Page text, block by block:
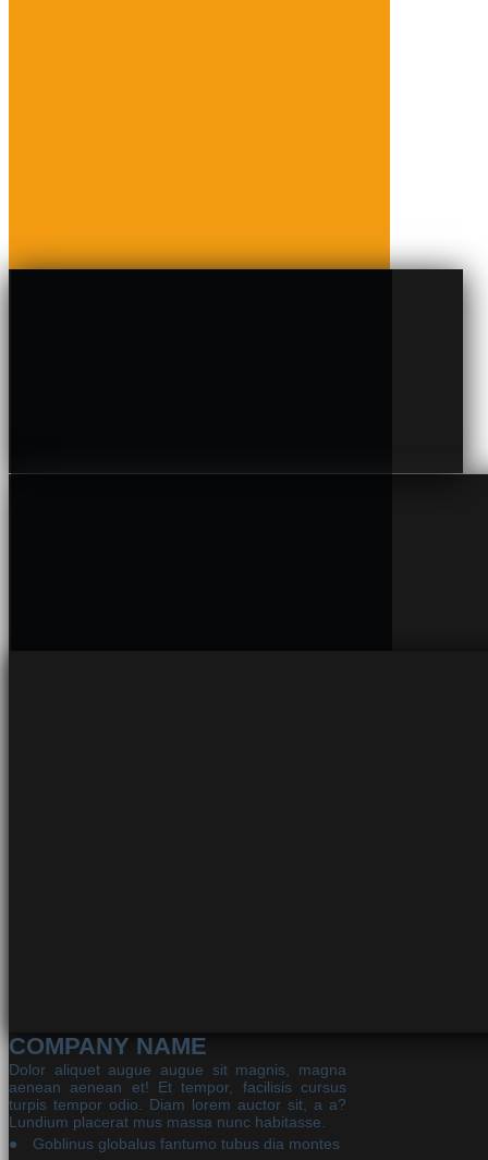
COMPANY NAME
Dolor aliquet augue augue sit magnis, magna
aenean aenean et! Et tempor, facilisis cursus
turpis tempor odio. Diam lorem auctor sit, a a?
Lundium placerat mus massa nunc habitasse.
Goblinus globalus fantumo tubus dia montes